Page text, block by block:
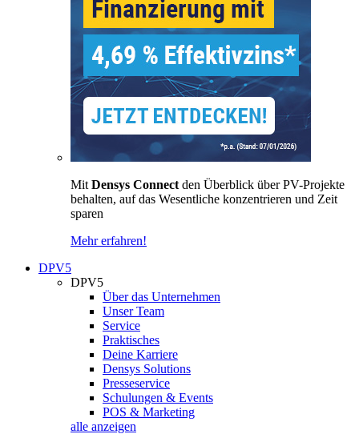
Mit Densys Connect den Überblick über PV-Projekte
behalten, auf das Wesentliche konzentrieren und Zeit
sparen
Mehr erfahren!
DPV5
DPV5
Über das Unternehmen
Unser Team
Service
Praktisches
Deine Karriere
Densys Solutions
Presseservice
Schulungen & Events
POS & Marketing
alle anzeigen